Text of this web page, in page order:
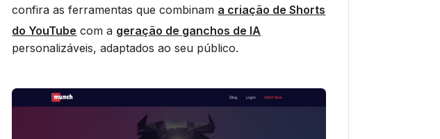
confira as ferramentas que combinam a criação de Shorts
do YouTube com a geração de ganchos de IA
personalizáveis, adaptados ao seu público.